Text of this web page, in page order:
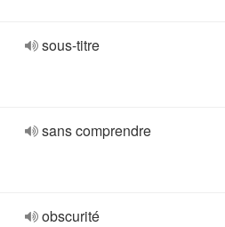
sous-titre
sans comprendre
obscurité